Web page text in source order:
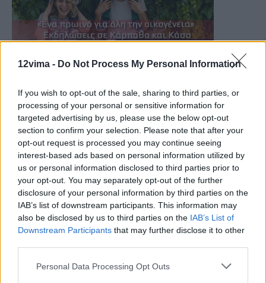
12vima - Do Not Process My Personal Information
If you wish to opt-out of the sale, sharing to third parties, or
processing of your personal or sensitive information for
targeted advertising by us, please use the below opt-out
section to confirm your selection. Please note that after your
opt-out request is processed you may continue seeing
interest-based ads based on personal information utilized by
us or personal information disclosed to third parties prior to
your opt-out. You may separately opt-out of the further
disclosure of your personal information by third parties on the
IAB’s list of downstream participants. This information may
also be disclosed by us to third parties on the IAB’s List of
Downstream Participants that may further disclose it to other
Personal Data Processing Opt Outs